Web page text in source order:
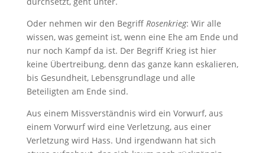
Oder nehmen wir den Begriff Rosenkrieg: Wir alle
wissen, was gemeint ist, wenn eine Ehe am Ende und
nur noch Kampf da ist. Der Begriff Krieg ist hier
keine Übertreibung, denn das ganze kann eskalieren,
bis Gesundheit, Lebensgrundlage und alle
Beteiligten am Ende sind.
Aus einem Missverständnis wird ein Vorwurf, aus
einem Vorwurf wird eine Verletzung, aus einer
Verletzung wird Hass. Und irgendwann hat sich